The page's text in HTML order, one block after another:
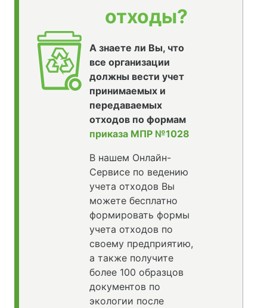
отходы?
А знаете ли Вы, что
все организации
должны вести учет
принимаемых и
передаваемых
отходов по формам
приказа МПР №1028
В нашем Онлайн-
Сервисе по ведению
учета отходов Вы
можете бесплатно
формировать формы
учета отходов по
своему предприятию,
а также получите
более 100 образцов
документов по
экологии после